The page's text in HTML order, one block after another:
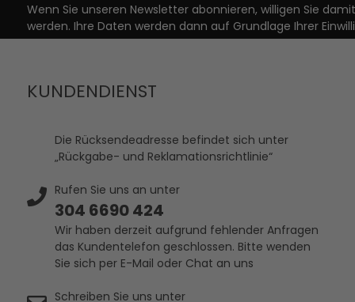
Wenn Sie unseren Newsletter abonnieren, willigen Sie
werden. Ihre Daten werden dann auf Grundlage Ihrer
KUNDENDIENST
Die Rücksendeadresse befindet sich unter
„Rückgabe- und Reklamationsrichtlinie“
Rufen Sie uns an unter
304 6690 424
Wir haben derzeit aufgrund fehlender Anfragen
das Kundentelefon geschlossen. Bitte wenden
Sie sich per E-Mail oder Chat an uns
Schreiben Sie uns unter